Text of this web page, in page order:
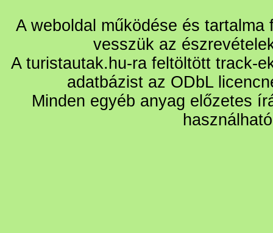
A weboldal működése és
vesszük az
A turistautak.hu-ra feltöltött track-
adatbázist az ODbL
Minden egyéb anyag előzetes